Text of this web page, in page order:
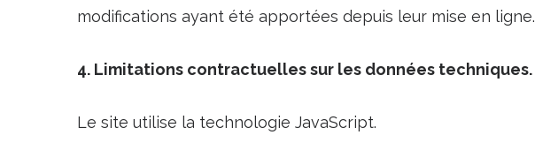
modifications ayant été apportées depuis leur mise en ligne.
4. Limitations contractuelles sur les données techniques.
Le site utilise la technologie JavaScript.